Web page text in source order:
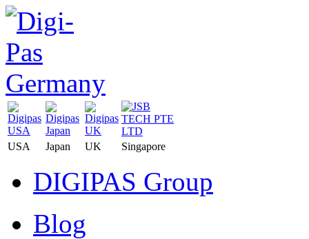
USA Japan UK Singapore
DIGIPAS Group
Blog